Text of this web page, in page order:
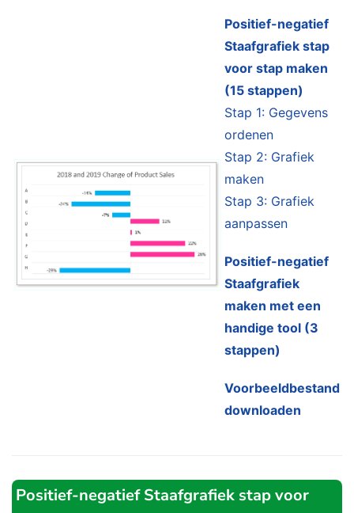
Positief-negatief
Staafgrafiek stap
voor stap maken
(15 stappen)
Stap 1: Gegevens
ordenen
Stap 2: Grafiek
maken
Stap 3: Grafiek
aanpassen
Positief-negatief
Staafgrafiek
maken met een
handige tool (3
stappen)
Voorbeeldbestand
downloaden
Positief-negatief Staafgrafiek stap voor